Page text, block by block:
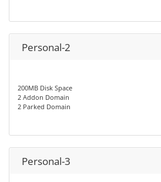
Personal-2
200MB Disk Space
2 Addon Domain
2 Parked Domain
Personal-3